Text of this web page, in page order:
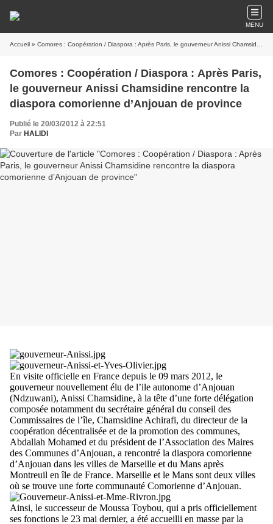
MENU
Accueil » Comores : Coopération / Diaspora : Après Paris, le gouverneur Anissi Chamsidine rencontre la diaspora comorienne d’Anjouan de province
Comores : Coopération / Diaspora : Après Paris,
le gouverneur Anissi Chamsidine rencontre la
diaspora comorienne d’Anjouan de province
Publié le 20/03/2012 à 22:51
Par HALIDI
En visite officielle en France depuis le 09 mars 2012, le
gouverneur nouvellement élu de l’ile autonome d’Anjouan
(Ndzuwani), Anissi Chamsidine, à la tête d’une forte délégation
composée notamment du secrétaire général du conseil des
Commissaires de l’île, Chamsidine Achirafi, du directeur de la
coopération décentralisée et de la promotion des communes,
Abdallah Mohamed et du président de l’Association des Maires
des Communes d’Anjouan, a rencontré la diaspora comorienne
d’Anjouan dans les villes de Marseille et du Mans après
Montreuil en île de France. Marseille et le Mans sont deux villes
où se trouve une forte communauté Comorienne d’Anjouan.
Ainsi, le successeur de Moussa Toybou, qui a pris officiellement
ses fonctions le 23 mai dernier, a été accueilli en masse par la